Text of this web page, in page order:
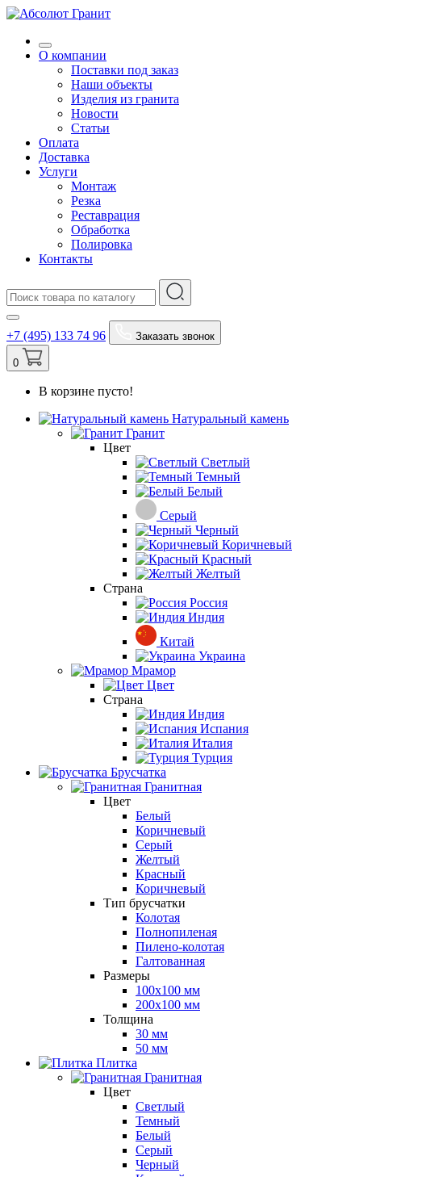
О компании
Поставки под заказ
Наши объекты
Изделия из гранита
Новости
Статьи
Оплата
Доставка
Услуги
Монтаж
Резка
Реставрация
Обработка
Полировка
Контакты
+7 (495) 133 74 96 Заказать звонок
0
В корзине пусто!
Натуральный камень
Гранит
Цвет
Светлый
Темный
Белый
Серый
Черный
Коричневый
Красный
Желтый
Страна
Россия
Индия
Китай
Украина
Мрамор
Цвет
Страна
Индия
Испания
Италия
Турция
Брусчатка
Гранитная
Цвет
Белый
Коричневый
Серый
Желтый
Красный
Коричневый
Тип брусчатки
Колотая
Полнопиленая
Пилено-колотая
Галтованная
Размеры
100х100 мм
200х100 мм
Толщина
30 мм
50 мм
Плитка
Гранитная
Цвет
Светлый
Темный
Белый
Серый
Черный